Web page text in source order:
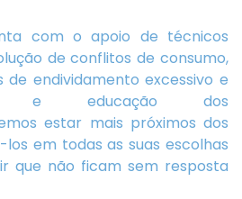
com o apoio de técnicos
de conflitos de consumo,
de endividamento excessivo e
e educação dos
estar mais próximos dos
los em todas as suas escolhas
que não ficam sem resposta